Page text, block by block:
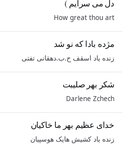
دل می سرایم )
How great thou art
مژده بادا که نو شد
زنده یاد اسقف ح.ب.دهقانی تفتی
شکر بهر صلیبت
Darlene Zchech
خدای عظیم بهر ما خاکیان
زنده یاد کشیش هایک هوسپیان